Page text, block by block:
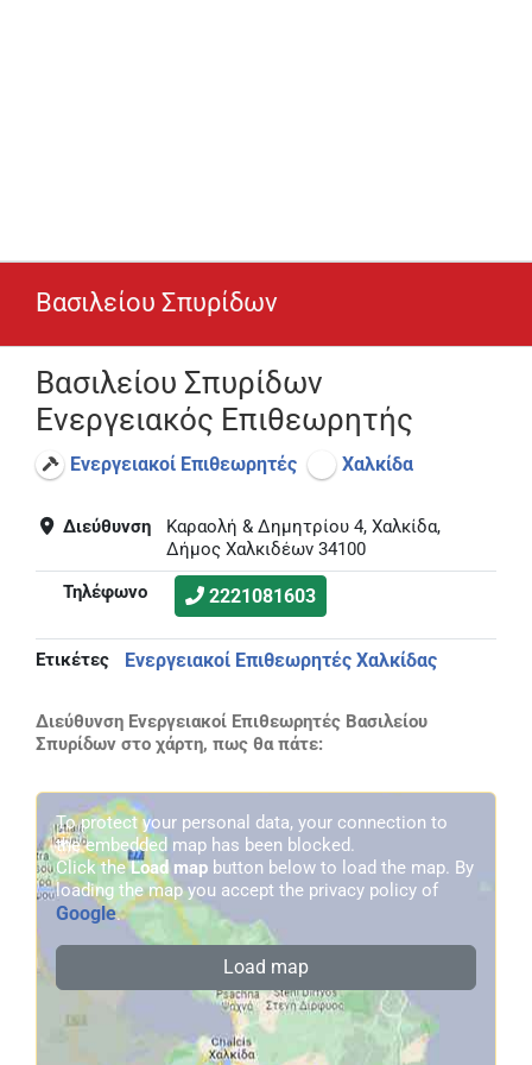
Βασιλείου Σπυρίδων
Βασιλείου Σπυρίδων
Ενεργειακός Επιθεωρητής
Ενεργειακοί Επιθεωρητές Χαλκίδα
Διεύθυνση
Καραολή & Δημητρίου 4, Χαλκίδα,
Δήμος Χαλκιδέων 34100
Τηλέφωνο
2221081603
Ετικέτες Ενεργειακοί Επιθεωρητές Χαλκίδας
Διεύθυνση Ενεργειακοί Επιθεωρητές Βασιλείου
Σπυρίδων στο χάρτη, πως θα πάτε:
To protect your personal data, your connection to
the embedded map has been blocked.
Click theLoad map button below to load the map. By
loading the map you accept the privacy policy of
Google.
Load map